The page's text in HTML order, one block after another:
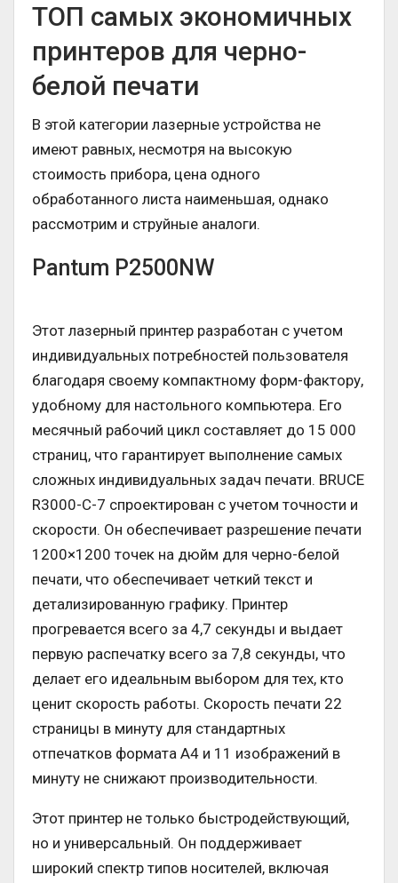
ТОП самых экономичных
принтеров для черно-
белой печати
В этой категории лазерные устройства не
имеют равных, несмотря на высокую
стоимость прибора, цена одного
обработанного листа наименьшая, однако
рассмотрим и струйные аналоги.
Pantum P2500NW
Этот лазерный принтер разработан с учетом
индивидуальных потребностей пользователя
благодаря своему компактному форм-фактору,
удобному для настольного компьютера. Его
месячный рабочий цикл составляет до 15 000
страниц, что гарантирует выполнение самых
сложных индивидуальных задач печати. BRUCE
R3000-C-7 спроектирован с учетом точности и
скорости. Он обеспечивает разрешение печати
1200×1200 точек на дюйм для черно-белой
печати, что обеспечивает четкий текст и
детализированную графику. Принтер
прогревается всего за 4,7 секунды и выдает
первую распечатку всего за 7,8 секунды, что
делает его идеальным выбором для тех, кто
ценит скорость работы. Скорость печати 22
страницы в минуту для стандартных
отпечатков формата А4 и 11 изображений в
минуту не снижают производительности.
Этот принтер не только быстродействующий,
но и универсальный. Он поддерживает
широкий спектр типов носителей, включая